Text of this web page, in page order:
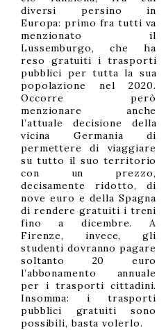
diversi persino in
Europa: primo fra tutti va
menzionato il
Lussemburgo, che ha
reso gratuiti i trasporti
pubblici per tutta la sua
popolazione nel 2020.
Occorre però
menzionare anche
l’attuale decisione della
vicina Germania di
permettere di viaggiare
su tutto il suo territorio
con un prezzo,
decisamente ridotto, di
nove euro e della Spagna
di rendere gratuiti i treni
fino a dicembre. A
Firenze, invece, gli
studenti dovranno pagare
soltanto 20 euro
l’abbonamento annuale
per i trasporti cittadini.
Insomma: i trasporti
pubblici gratuiti sono
possibili, basta volerlo.